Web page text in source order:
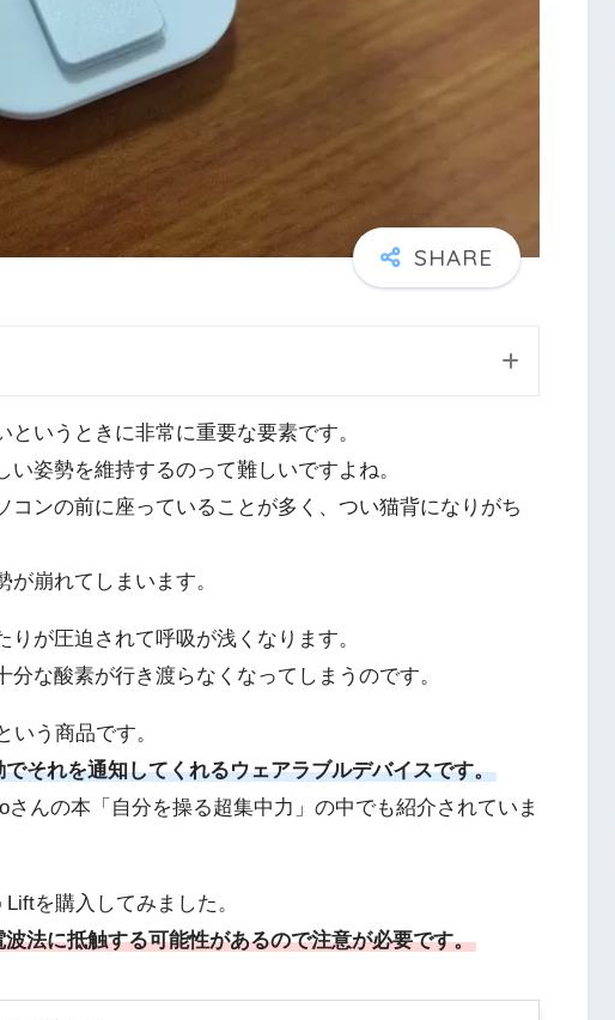
いうときに非常に重要な要素です。
姿勢を維持するのって難しいですよね。
コンの前に座っていることが多く、つい猫背になりがち
崩れてしまいます。
が圧迫されて呼吸が浅くなります。
な酸素が行き渡らなくなってしまうのです。
いう商品です。
それを通知してくれるウェアラブルデバイスです。
んの本「自分を操る超集中力」の中でも紹介されていま
を購入してみました。
法に抵触する可能性があるので注意が必要です。